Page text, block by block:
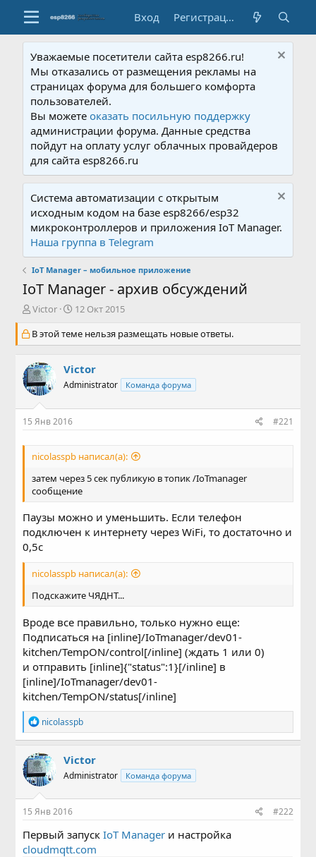
Вход Регистрация
Уважаемые посетители сайта esp8266.ru!
Мы отказались от размещения рекламы на
страницах форума для большего комфорта
пользователей.
Вы можетеоказать посильную поддержку
администрации форума. Данные средства
пойдут на оплату услуг облачных провайдеров
для сайта esp8266.ru
Система автоматизации с открытым
исходным кодом на базе esp8266/esp32
микроконтроллеров и приложения IoT Manager.
Наша группа в Telegram
IoT Manager – мобильное приложение
IoT Manager - архив обсуждений
А
т
о
р
т
е
м
ы
Victor
Д
т
а
а
ч
л
12 Окт 2015
В этой теме нельзя размещать новые ответы.
Victor
Administrator Команда форума
15 Янв 2016 #221
nicolasspb написал(а):
затем через 5 сек публикую в топик /IoTmanager
сообщение
Паузы можно и уменьшить. Если телефон
подключен к интернету через WiFi, то достаточно и
0,5с
nicolasspb написал(а):
Подскажите ЧЯДНТ...
Вроде все правильно, только нужно еще:
Подписаться на [inline]/IoTmanager/dev01-
kitchen/TempON/control[/inline] (ждать 1 или 0)
и отправить [inline]{"status":1}[/inline] в
[inline]/IoTmanager/dev01-
kitchen/TempON/status[/inline]
Р
е
а
к
ц
и
и
:
nicolasspb
Victor
Administrator Команда форума
15 Янв 2016 #222
Первый запускIoT Manager и настройка
cloudmqtt.com